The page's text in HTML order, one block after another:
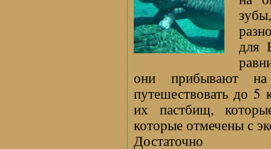
для
они прибывают
путешествовать до 5
их пастбищ,
которые отмечены с
Достаточно